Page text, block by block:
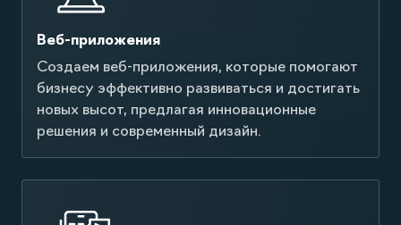
Веб-приложения
Создаем веб-приложения, которые помогают
бизнесу эффективно развиваться и достигать
новых высот, предлагая инновационные
решения и современный дизайн.